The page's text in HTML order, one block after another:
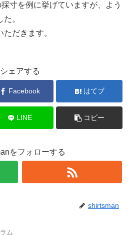
寸を例に挙げていますが、よう
。
だきます。
シェアする
Facebook はてブ
LINE コピー
をフォローする
shirtsman
ム